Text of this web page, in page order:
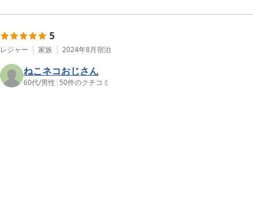
5
レジャー 家族 2024年8月宿泊
ねこネコおじさん
60代/男性 | 50件のクチコミ